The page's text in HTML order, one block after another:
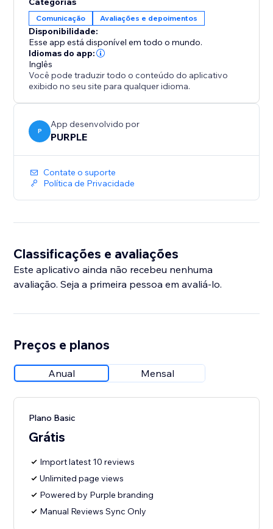
Comunicação Avaliações e depoimentos
Disponibilidade:
Esse app está disponível em todo o mundo.
Idiomas do app:
Inglês
Você pode traduzir todo o conteúdo do aplicativo
exibido no seu site para qualquer idioma.
P
App desenvolvido por
PURPLE
Contate o suporte
Política de Privacidade
Classificações e avaliações
Este aplicativo ainda não recebeu nenhuma
avaliação. Seja a primeira pessoa em avaliá-lo.
Preços e planos
Anual Mensal
Plano Basic
Grátis
Import latest 10 reviews
Unlimited page views
Powered by Purple branding
Manual Reviews Sync Only